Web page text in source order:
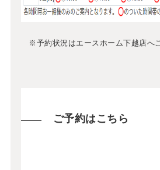
※予約状況はエースホーム下越店へ
ご予約はこちら